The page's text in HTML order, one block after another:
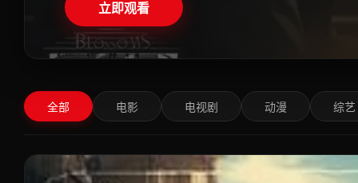
立即观看
全部 电影 电视剧 动漫 综艺